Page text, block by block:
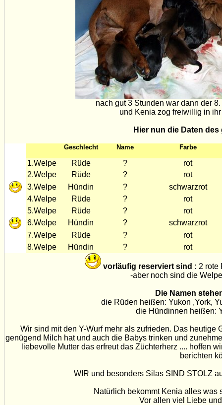
nach gut 3 Stunden war dann der
und Kenia zog freiwillig in
Hier nun die Daten
Geschlecht Name Farbe
1.Welpe Rüde ?
rot
2.Welpe
Rüde ?
rot
3.Welpe
Hündin ?
schwarzrot
4.Welpe
Rüde ?
rot
5.Welpe
Rüde ?
rot
6.Welpe
Hündin ?
schwarzrot
7.Welpe
Rüde ?
rot
8.Welpe
Hündin ? rot
vorläufig reserviert sind : 2 rote
-aber noch sind die
Die Namen
die Rüden heißen: Yukon ,York,
die Hündinnen heißen:
Wir sind mit den Y-Wurf mehr als zufrieden. Das heutige
genügend Milch hat und auch die Babys trinken und
liebevolle Mutter das erfreut das Züchterherz .... hoffen
berichten
WIR und besonders Silas SIND STOLZ
Natürlich bekommt Kenia alles was
Vor allen viel Liebe